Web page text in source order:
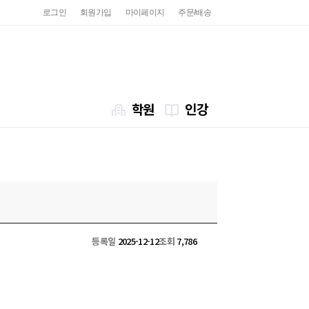
로그인 회원가입 마이페이지 주문/배송
학원 인강
등록일 2025-12-12조회7,786